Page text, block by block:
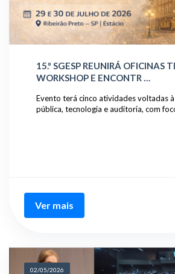
15.º SGESP REUNIRÁ OFICINAS
WORKSHOP E ENCONTR …
Evento terá cinco atividades voltadas
pública, tecnologia e auditoria, com
Ver mais
02/05/2026